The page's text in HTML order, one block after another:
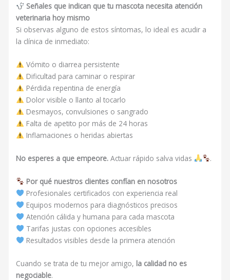
Señales que indican que tu mascota necesita atención
veterinaria hoy mismo
Si observas alguno de estos síntomas, lo ideal es acudir a
la clínica de inmediato:
Vómito o diarrea persistente
Dificultad para caminar o respirar
Pérdida repentina de energía
Dolor visible o llanto al tocarlo
Desmayos, convulsiones o sangrado
Falta de apetito por más de 24 horas
Inflamaciones o heridas abiertas
No esperes a que empeore. Actuar rápido salva vidas .
Por qué nuestros clientes confían en nosotros
Profesionales certificados con experiencia real
Equipos modernos para diagnósticos precisos
Atención cálida y humana para cada mascota
Tarifas justas con opciones accesibles
Resultados visibles desde la primera atención
Cuando se trata de tu mejor amigo, la calidad no es
negociable.